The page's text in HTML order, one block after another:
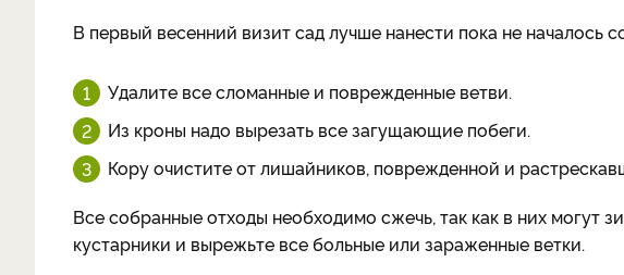
В первый весенний визит сад лучше нанести пока не началось
Удалите все сломанные и поврежденные ветви.
Из кроны надо вырезать все загущающие побеги.
Кору очистите от лишайников, поврежденной и
Все собранные отходы необходимо сжечь, так как в них могут
кустарники и вырежьте все больные или зараженные ветки.